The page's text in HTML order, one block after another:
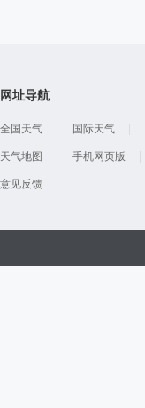
网址导航
全国天气 国际天气
天气地图 手机网页版
意见反馈